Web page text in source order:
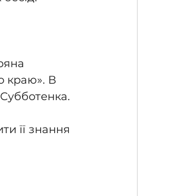
краю». В
її знання